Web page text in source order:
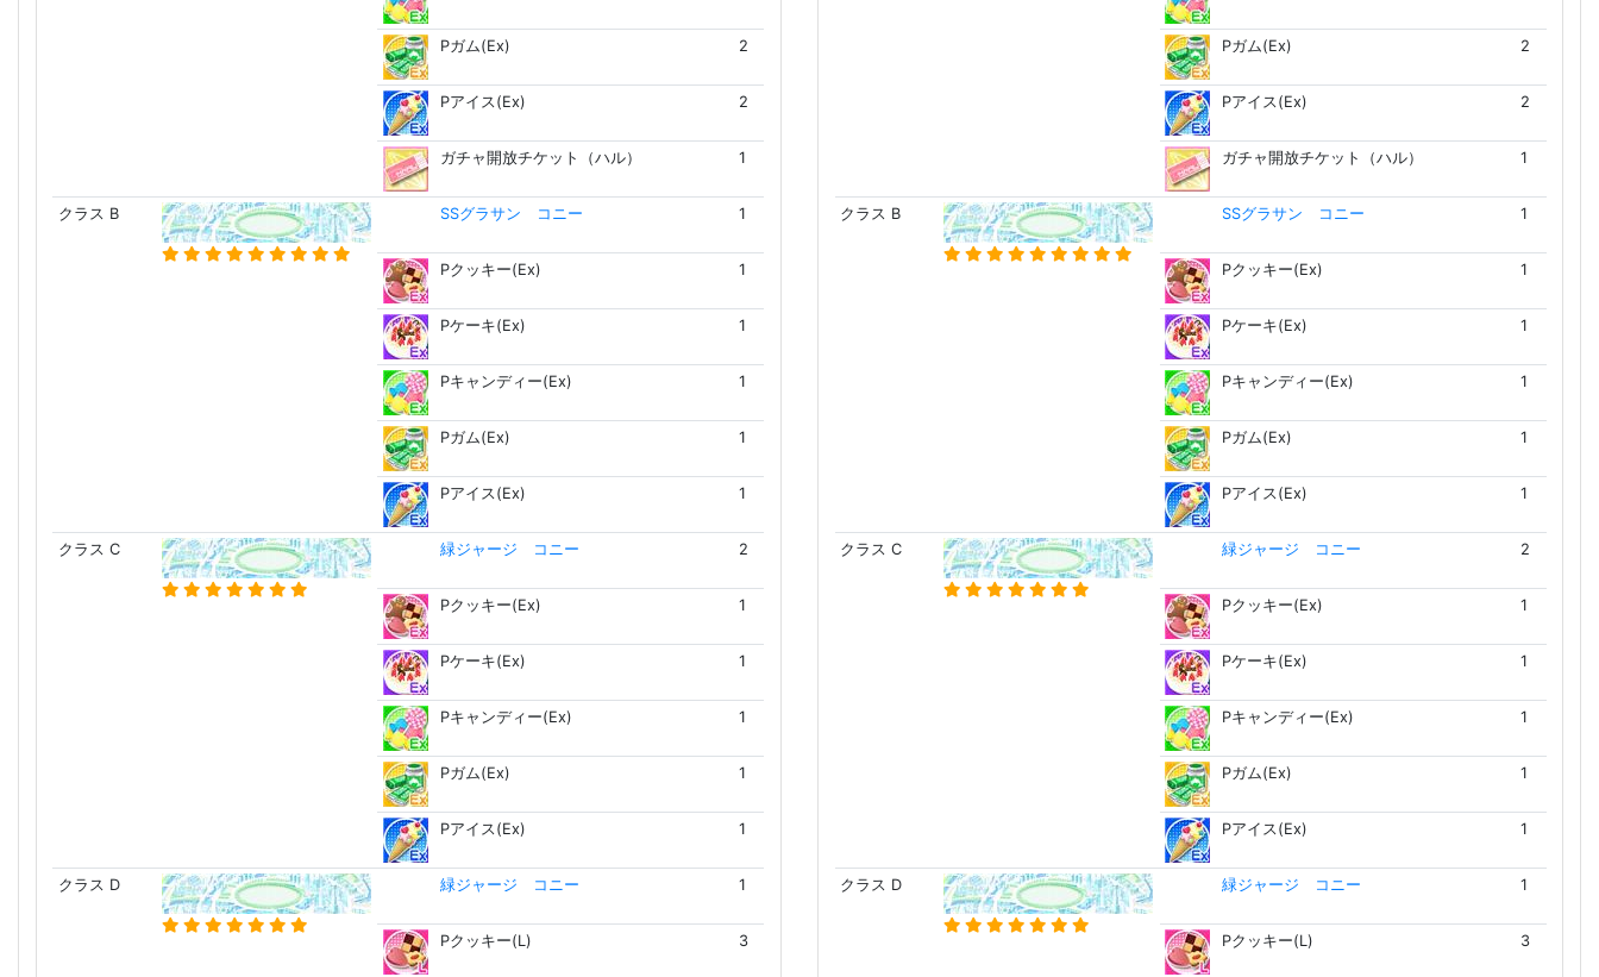
Pガム(Ex) 2
Pアイス(Ex) 2
ガチャ開放チケット（ハル） 1
クラス B SSグラサン コニー 1
Pクッキー(Ex) 1
Pケーキ(Ex) 1
Pキャンディー(Ex) 1
Pガム(Ex) 1
Pアイス(Ex) 1
クラス C 緑ジャージ コニー 2
Pクッキー(Ex) 1
Pケーキ(Ex) 1
Pキャンディー(Ex) 1
Pガム(Ex) 1
Pアイス(Ex) 1
クラス D 緑ジャージ コニー 1
Pクッキー(L) 3
Pガム(Ex) 2
Pアイス(Ex) 2
ガチャ開放チケット（ハル） 1
クラス B SSグラサン コニー 1
Pクッキー(Ex) 1
Pケーキ(Ex) 1
Pキャンディー(Ex) 1
Pガム(Ex) 1
Pアイス(Ex) 1
クラス C 緑ジャージ コニー 2
Pクッキー(Ex) 1
Pケーキ(Ex) 1
Pキャンディー(Ex) 1
Pガム(Ex) 1
Pアイス(Ex) 1
クラス D 緑ジャージ コニー 1
Pクッキー(L) 3